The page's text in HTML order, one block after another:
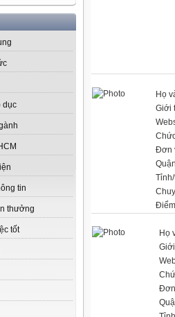
dục
tin
thưởng
tốt
Họ
Giới
Đơn
Họ